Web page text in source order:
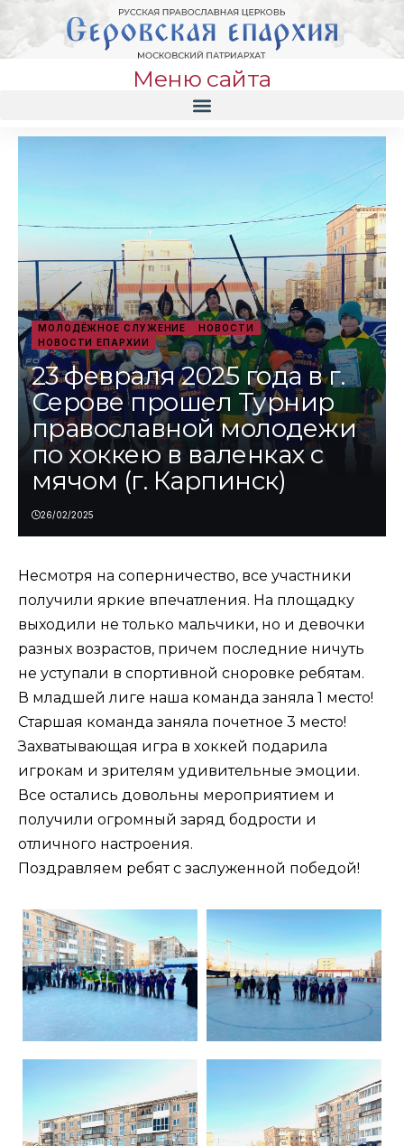
Меню сайта
МОЛОДЁЖНОЕ СЛУЖЕНИЕ
НОВОСТИ
НОВОСТИ ЕПАРХИИ
23 февраля 2025 года в г.
Серове прошел Турнир
православной молодежи
по хоккею в валенках с
мячом (г. Карпинск)
26/02/2025
Несмотря на соперничество, все участники
получили яркие впечатления. На площадку
выходили не только мальчики, но и девочки
разных возрастов, причем последние ничуть
не уступали в спортивной сноровке ребятам.
В младшей лиге наша команда заняла 1 место!
Старшая команда заняла почетное 3 место!
Захватывающая игра в хоккей подарила
игрокам и зрителям удивительные эмоции.
Все остались довольны мероприятием и
получили огромный заряд бодрости и
отличного настроения.
Поздравляем ребят с заслуженной победой!